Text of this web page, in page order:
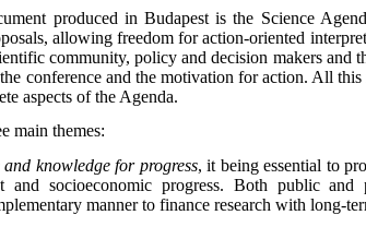
produced in Budapest is the Science
allowing freedom for action-oriented
community, policy and decision makers and
conference and the motivation for action. All
aspects of the Agenda.
main themes:
knowledge for progress, it being essential to
and socioeconomic progress. Both public
manner to finance research with long-